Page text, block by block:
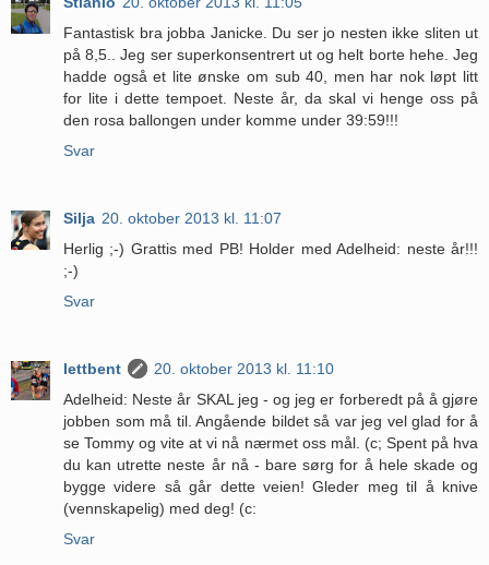
Fantastisk bra jobba Janicke. Du ser jo nesten ikke sliten ut
på 8,5.. Jeg ser superkonsentrert ut og helt borte hehe. Jeg
hadde også et lite ønske om sub 40, men har nok løpt litt
for lite i dette tempoet. Neste år, da skal vi henge oss på
den rosa ballongen under komme under 39:59!!!
Svar
Silja 20. oktober 2013 kl. 11:07
Herlig ;-) Grattis med PB! Holder med Adelheid: neste år!!!
;-)
Svar
lettbent
20. oktober 2013 kl. 11:10
Adelheid: Neste år SKAL jeg - og jeg er forberedt på å gjøre
jobben som må til. Angående bildet så var jeg vel glad for å
se Tommy og vite at vi nå nærmet oss mål. (c; Spent på hva
du kan utrette neste år nå - bare sørg for å hele skade og
bygge videre så går dette veien! Gleder meg til å knive
(vennskapelig) med deg! (c:
Svar